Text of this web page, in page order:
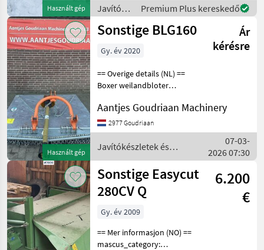
Használt gép
for more images Specif
Javítókészletek
és
alkatrészek
Sonstige
Premium Plus kereskedő
Használt gép
Sonstige BLG160
Ár
kérésre
Gy. év 2020
== Overige details (NL) ==
Boxer weilandbloter
1600 mm • Minimaal
vermogen 25PK • Voorzien
van 2 messen • Cat 1
aansluiting •
Aantjes Goudriaan Machinery
2977 Goudriaan
Javítókészletek és
alkatrészek / Sonstige
07-03-
2026 07:30
Sonstige Easycut
280CV Q
6.200
€
Gy. év 2009
== Mer informasjon (NO) ==
mascus_category: